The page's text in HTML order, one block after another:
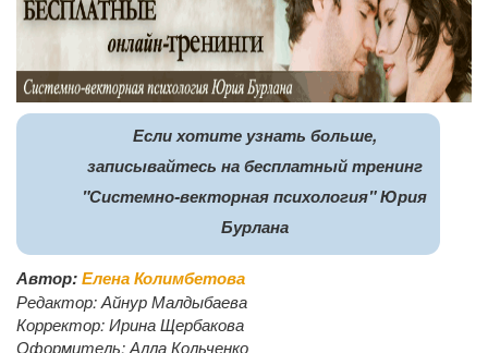
Если хотите узнать больше,
записывайтесь на бесплатный тренинг
"Системно-векторная психология" Юрия
Бурлана
Автор:Елена Колимбетова
Редактор:Айнур Малдыбаева
Корректор:Ирина Щербакова
Оформитель:Алла Кольченко